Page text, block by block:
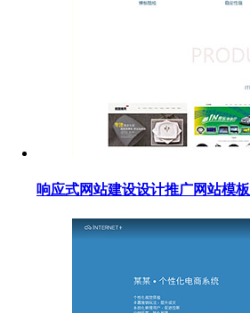
响应式网站建设设计推广网站模板